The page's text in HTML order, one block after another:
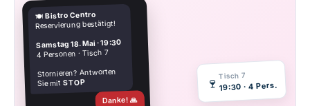
🍽️ Bistro Centro
Reservierung bestätigt!
Samstag 18. Mai · 19:30
4 Personen · Tisch 7
Stornieren? Antworten
Sie mitSTOP
Danke! 🙏
🍷 Tisch 7
19:30 · 4 Pers.